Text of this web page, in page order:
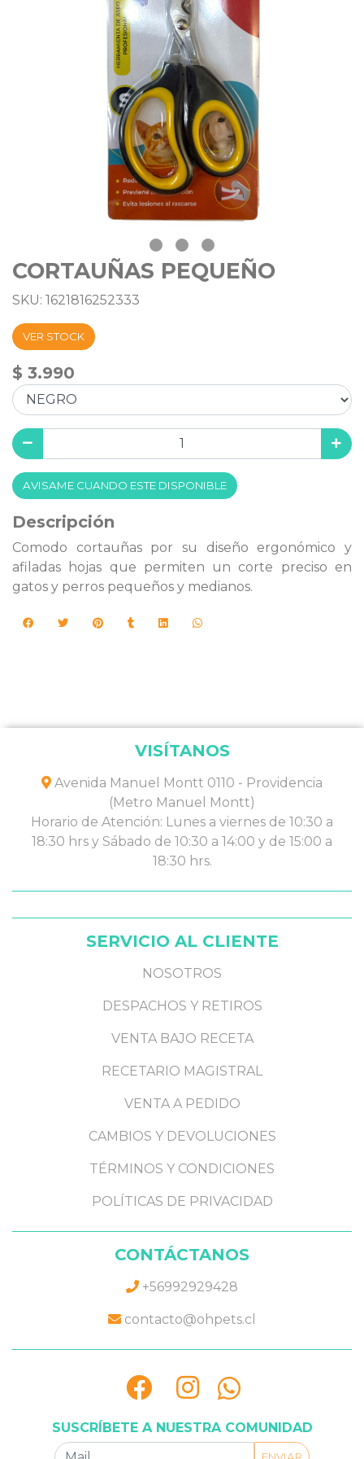
CORTAUÑAS PEQUEÑO
SKU: 1621816252333
VER STOCK
$ 3.990
AVISAME CUANDO ESTE DISPONIBLE
Descripción
Comodo cortauñas por su diseño ergonómico y
afiladas hojas que permiten un corte preciso en
gatos y perros pequeños y medianos.
VISÍTANOS
Avenida Manuel Montt 0110 - Providencia
(Metro Manuel Montt)
Horario de Atención: Lunes a viernes de 10:30 a
18:30 hrs y Sábado de 10:30 a 14:00 y de 15:00 a
18:30 hrs.
SERVICIO AL CLIENTE
NOSOTROS
DESPACHOS Y RETIROS
VENTA BAJO RECETA
RECETARIO MAGISTRAL
VENTA A PEDIDO
CAMBIOS Y DEVOLUCIONES
TÉRMINOS Y CONDICIONES
POLÍTICAS DE PRIVACIDAD
CONTÁCTANOS
+56992929428
contacto@ohpets.cl
SUSCRÍBETE A NUESTRA COMUNIDAD